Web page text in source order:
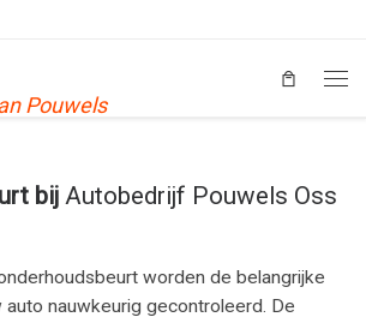
Pouwels
bij Autobedrijf Pouwels Oss
worden de belangrijke
auto nauwkeurig gecontroleerd. De